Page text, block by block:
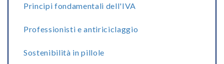
Principi fondamentali dell'IVA
Professionisti e antiriciclaggio
Sostenibilità in pillole